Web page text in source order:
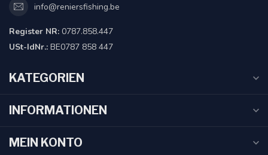
info@reniersfishing.be
Register NR: 0787.858.447
USt-IdNr.: BE0787 858 447
KATEGORIEN
INFORMATIONEN
MEIN KONTO